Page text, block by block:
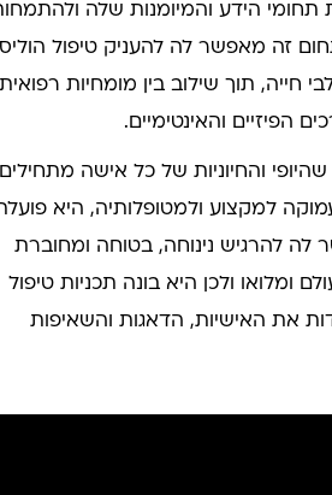
תחומי הידע והמיומנות שלה
תחום זה מאפשר לה להעניק טיפול
חייה, תוך שילוב בין מומחיות רפואית
הפיזיים והאינטימיים.
והחיוניות של כל אישה מתחילים
למקצוע ולמטופלותיה, היא
לה להרגיש נינוחה, בטוחה ומחוברת
ומלואו ולכן היא בונה תכניות טיפול
את האישיות, הדאגות והשאיפות